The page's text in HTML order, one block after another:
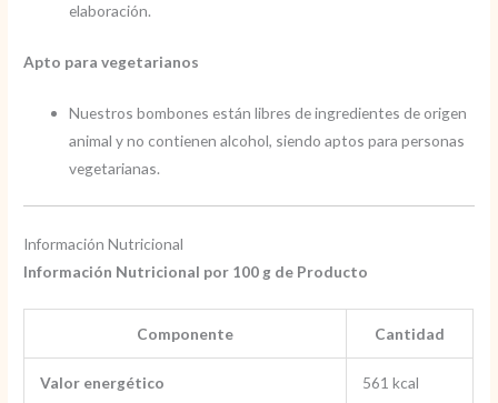
elaboración.
Apto para vegetarianos
Nuestros bombones están libres de ingredientes de origen
animal y no contienen alcohol, siendo aptos para personas
vegetarianas.
Información Nutricional
Información Nutricional por 100 g de Producto
Componente Cantidad
Valor energético 561 kcal